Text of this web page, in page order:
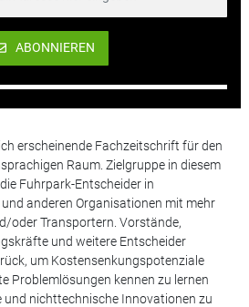
ABONNIEREN
erscheinende Fachzeitschrift für den
Raum. Zielgruppe in diesem
Fuhrpark-Entscheider in
anderen Organisationen mit mehr
oder Transportern. Vorstände,
und weitere Entscheider
um Kostensenkungspotenziale
Problemlösungen kennen zu lernen
und nichttechnische Innovationen zu